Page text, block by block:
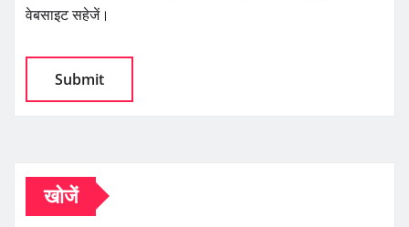
वेबसाइट सहेजें।
खोजें